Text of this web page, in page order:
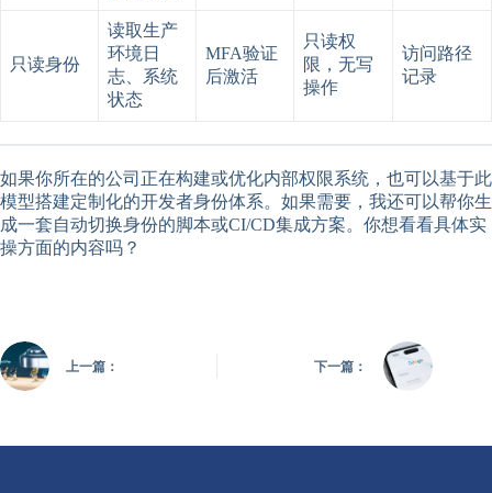
只读身份
读取生产
环境日
志、系统
状态
MFA验证
后激活
只读权
限，无写
操作
访问路径
记录
如果你所在的公司正在构建或优化内部权限系统，也可以基于此
模型搭建定制化的开发者身份体系。如果需要，我还可以帮你生
成一套自动切换身份的脚本或CI/CD集成方案。你想看看具体实
操方面的内容吗？
上一篇： 下一篇：